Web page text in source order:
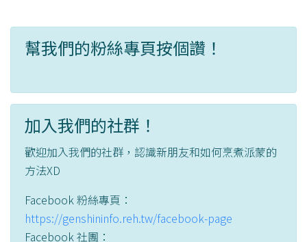
幫我們的粉絲專頁按個讚！
加入我們的社群！
歡迎加入我們的社群，認識新朋友和如何烹煮派蒙的
方法XD
Facebook 粉絲專頁：
https://genshininfo.reh.tw/facebook-page
Facebook 社團：